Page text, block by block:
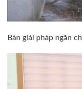
Bàn giải pháp ngăn